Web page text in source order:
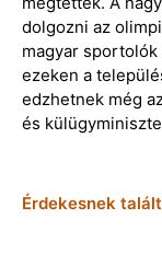
dolgozni az
magyar
ezeken a
edzhetnek még
és
Érdekesnek